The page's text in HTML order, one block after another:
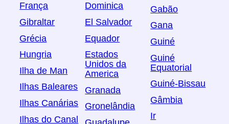
França
Gibraltar
Grécia
Hungria
Ilha de Man
Ilhas Baleares
Ilhas Canárias
Ilhas do Canal
Dominica
El Salvador
Equador
Estados
Unidos da
America
Granada
Gronelândia
Gabão
Gana
Guiné
Guiné
Equatorial
Guiné-Bissau
Gâmbia
Ir